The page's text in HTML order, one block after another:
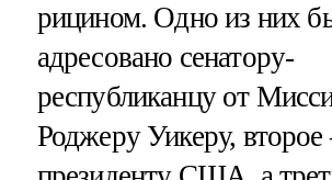
рицином. Одно из них
адресовано сенатору-
республиканцу от
Роджеру Уикеру, второе